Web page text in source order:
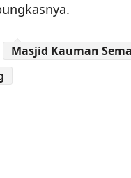
Masjid Kauman